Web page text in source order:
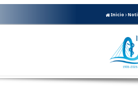
Inicio